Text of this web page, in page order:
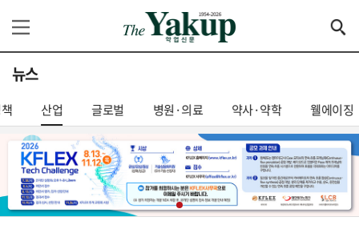
뉴스
산업 글로벌 병원·의료 약사·약학 웰에이징